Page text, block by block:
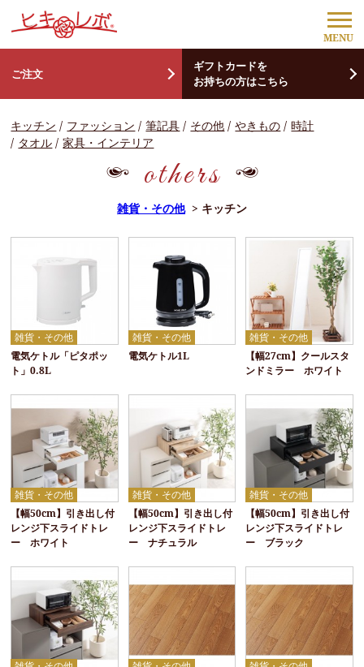
ご注文
ギフトカードを
お持ちの方はこちら
キッチン ファッション 筆記具 その他 やきもの
時計
タオル
家具・インテリア
others
雑貨・その他> キッチン
雑貨・その他
電気ケトル「ピタポッ
ト」0.8L
雑貨・その他
電気ケトル1L
雑貨・その他
【幅27cm】クールスタ
ンドミラー ホワイト
雑貨・その他
【幅50cm】引き出し付
レンジ下スライドトレ
ー ホワイト
雑貨・その他
【幅50cm】引き出し付
レンジ下スライドトレ
ー ナチュラル
雑貨・その他
【幅50cm】引き出し付
レンジ下スライドトレ
ー ブラック